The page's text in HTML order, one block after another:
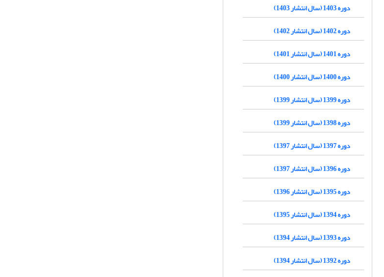
دوره 1403 (سال انتشار 1403)
دوره 1402 (سال انتشار 1402)
دوره 1401 (سال انتشار 1401)
دوره 1400 (سال انتشار 1400)
دوره 1399 (سال انتشار 1399)
دوره 1398 (سال انتشار 1399)
دوره 1397 (سال انتشار 1397)
دوره 1396 (سال انتشار 1397)
دوره 1395 (سال انتشار 1396)
دوره 1394 (سال انتشار 1395)
دوره 1393 (سال انتشار 1394)
دوره 1392 (سال انتشار 1394)